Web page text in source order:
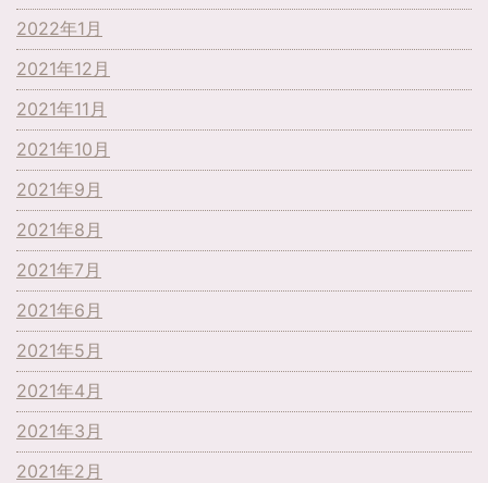
2022年1月
2021年12月
2021年11月
2021年10月
2021年9月
2021年8月
2021年7月
2021年6月
2021年5月
2021年4月
2021年3月
2021年2月